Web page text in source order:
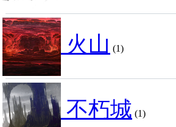
火山 (1)
不朽城 (1)